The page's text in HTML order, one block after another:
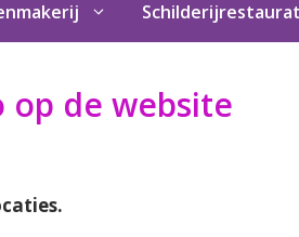
op de website